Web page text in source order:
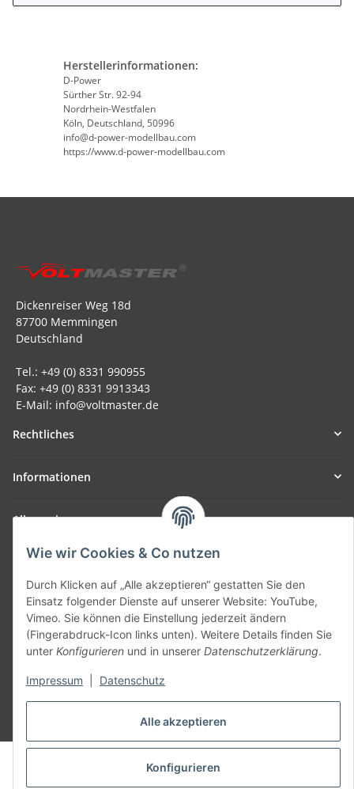
Alle akzeptieren
Konfigurieren
Wie wir Cookies & Co nutzen
Durch Klicken auf „Alle akzeptieren“ gestatten Sie den
Einsatz folgender Dienste auf unserer Website: YouTube,
Vimeo. Sie können die Einstellung jederzeit ändern
(Fingerabdruck-Icon links unten). Weitere Details finden Sie
unter Konfigurieren und in unserer Datenschutzerklärung.
Impressum Datenschutz
Herstellerinformationen:
D-Power
Sürther Str. 92-94
Nordrhein-Westfalen
Köln, Deutschland, 50996
info@d-power-modellbau.com
https://www.d-power-modellbau.com
Dickenreiser Weg 18d
87700 Memmingen
Deutschland
Tel.: +49 (0) 8331 990955
Fax: +49 (0) 8331 9913343
E-Mail: info@voltmaster.de
Rechtliches
Informationen
Allgemein
Teil unseres Netzwerks:
SmoliTec - Safety. Simplified. Worldwide. ( B2B Shop )
Vertrag widerrufen
* Alle Preise inkl. gesetzlicher USt., zzgl.Versand
© voltmaster.de
Powered byJTL-Shop